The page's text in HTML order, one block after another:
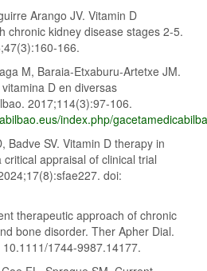
Arango JV. Vitamin D
chronic kidney disease stages 2-5.
166.
M, Baraia-Etxaburu-Artetxe JM.
D en diversas
2017;114(3):97-106.
index.php/
Badve SV. Vitamin D therapy in
appraisal of clinical trial
doi:
therapeutic approach of chronic
bone disorder. Ther Apher Dial.
1744-9987.14177.